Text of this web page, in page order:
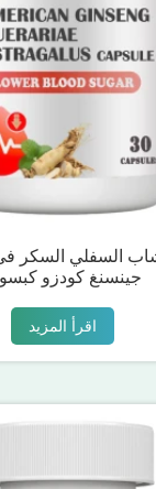
السفلي السكر في
جينسنغ كودزو
اقرأ المزيد